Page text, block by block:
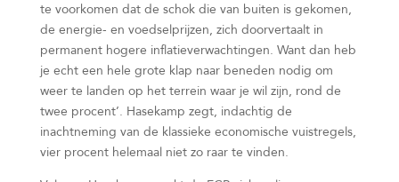
te voorkomen dat de schok die van buiten is gekomen,
de energie- en voedselprijzen, zich doorvertaalt in
permanent hogere inflatieverwachtingen. Want dan heb
je echt een hele grote klap naar beneden nodig om
weer te landen op het terrein waar je wil zijn, rond de
twee procent’. Hasekamp zegt, indachtig de
inachtneming van de klassieke economische vuistregels,
vier procent helemaal niet zo raar te vinden.